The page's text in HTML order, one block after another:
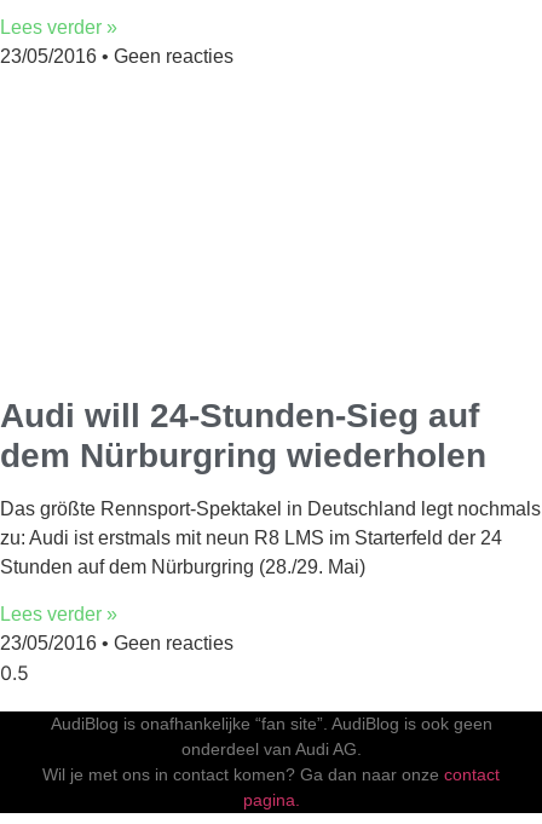
Lees verder »
23/05/2016
Geen reacties
Audi will 24-Stunden-Sieg auf
dem Nürburgring wiederholen
Das größte Rennsport-Spektakel in Deutschland legt nochmals
zu: Audi ist erstmals mit neun R8 LMS im Starterfeld der 24
Stunden auf dem Nürburgring (28./29. Mai)
Lees verder »
23/05/2016
Geen reacties
AudiBlog is onafhankelijke “fan site”. AudiBlog is ook geen
onderdeel van Audi AG.
Wil je met ons in contact komen? Ga dan naar onze contact
pagina.